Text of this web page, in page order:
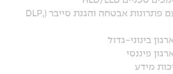
•היכרות מעמיקה עם פתרונות אבטחה והגנת סייבר (DLP,
בינוני-גדול
פיננסי
מידע